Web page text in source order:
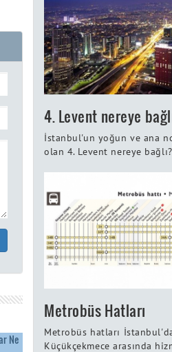
4. Levent nereye
İstanbul'un yoğun ve ana
olan 4. Levent nereye
Metrobüs Hatları
Metrobüs hatları
Küçükçekmece arasında